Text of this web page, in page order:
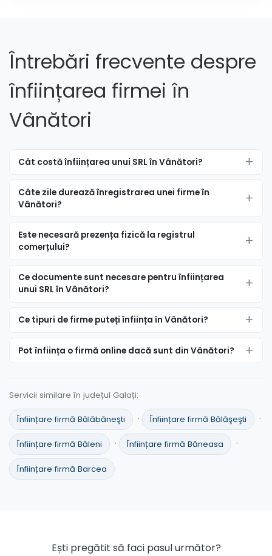
Întrebări frecvente despre
înființarea firmei în
Vânători
Cât costă înființarea unui SRL în Vânători?
Câte zile durează înregistrarea unei firme în
Vânători?
Este necesară prezența fizică la registrul
comerțului?
Ce documente sunt necesare pentru înființarea
unui SRL în Vânători?
Ce tipuri de firme puteți înființa în Vânători?
Pot înființa o firmă online dacă sunt din Vânători?
Servicii similare în județul Galați:
Înființare firmă Bălăbăneşti · Înființare firmă Bălăşeşti ·
Înființare firmă Băleni · Înființare firmă Băneasa ·
Înființare firmă Barcea
Ești pregătit să faci pasul următor?